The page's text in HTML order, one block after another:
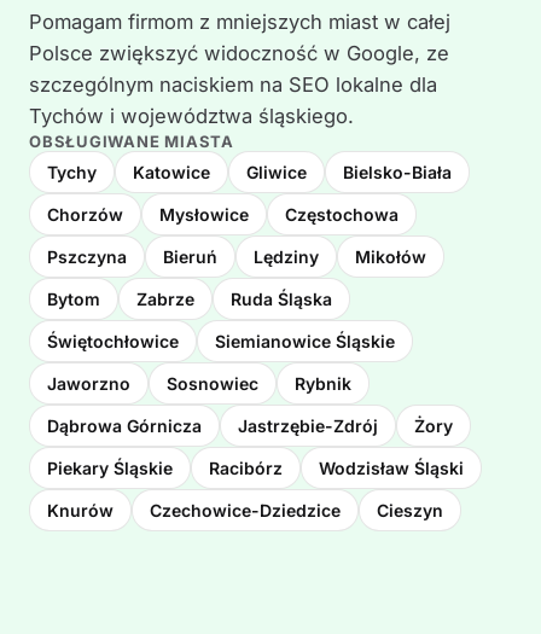
Pomagam firmom z mniejszych miast w całej
Polsce zwiększyć widoczność w Google, ze
szczególnym naciskiem na SEO lokalne dla
Tychów i województwa śląskiego.
OBSŁUGIWANE MIASTA
Tychy Katowice Gliwice Bielsko-Biała
Chorzów Mysłowice Częstochowa
Pszczyna Bieruń Lędziny Mikołów
Bytom Zabrze Ruda Śląska
Świętochłowice Siemianowice Śląskie
Jaworzno Sosnowiec Rybnik
Dąbrowa Górnicza Jastrzębie-Zdrój Żory
Piekary Śląskie Racibórz Wodzisław Śląski
Knurów Czechowice-Dziedzice Cieszyn